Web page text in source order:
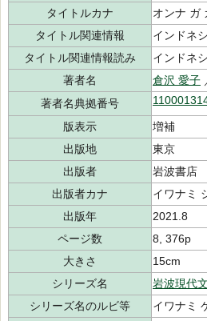
タイトルカナ
オンナ ガ
タイトル関連情報
インドネ
タイトル関連情報読み
インドネ
著者名
倉沢 愛子
著者名典拠番号
版表示
増補
出版地
東京
出版者
岩波書店
出版者カナ
イワナミ
出版年
2021.8
ページ数
8, 376p
大きさ
15cm
シリーズ名
岩波現代
シリーズ名のルビ等
イワナミ